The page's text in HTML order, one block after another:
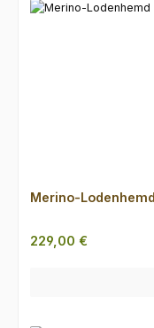
Merino-
Regulärer Preis:
229,00 €